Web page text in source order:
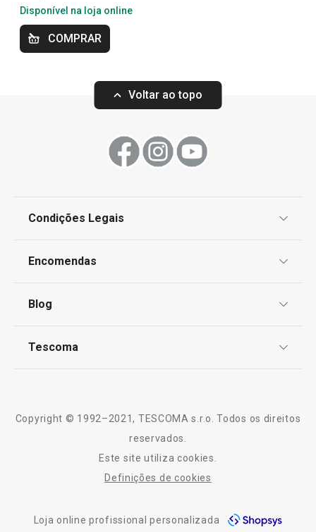
Disponível na loja online
Disponível na loja online
COMPRAR
Voltar ao topo
Condições Legais
Livro de Reclamações
Encomendas
Perguntas Frequentes
Blog
Tescoma
Copyright © 1992–2021, TESCOMA s.r.o. Todos os direitos
reservados.
Este site utiliza cookies.
Definições de cookies
Loja online profissional personalizada